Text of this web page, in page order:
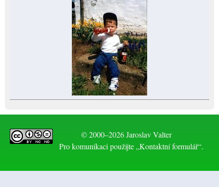
© 2000–2026 Jaroslav Valter
Pro komunikaci použijte „Kontaktní formulář“.